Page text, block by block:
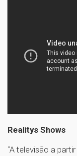
Realitys Shows
“A televisão a